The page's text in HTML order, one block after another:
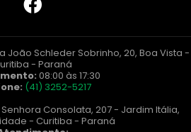
João Schleder Sobrinho, 20, Boa Vista -
- Paraná
08:00 às 17:30
(41) 3252-5217
Senhora Consolata, 207 - Jardim Itália,
- Curitiba - Paraná